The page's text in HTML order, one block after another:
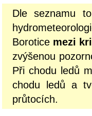
Dle seznamu
Borotice mezi
zvýšenou
Při chodu ledů
chodu ledů a
průtocích.